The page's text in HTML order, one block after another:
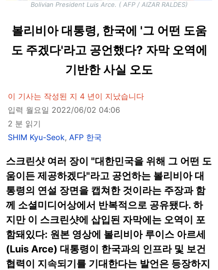
Bolivian President Luis Arce. ( AFP / AIZAR RALDES)
볼리비아 대통령, 한국에 '그 어떤 도움
도 주겠다'라고 공언했다? 자막 오역에
기반한 사실 오도
이 기사는 작성된 지 4 년이 지났습니다
입력 월요일 2022/06/02 04:06
2 분 읽기
SHIM Kyu-Seok, AFP 한국
스크린샷 여러 장이 "대한민국을 위해 그 어떤 도
움이든 제공하겠다"라고 공언하는 볼리비아 대
통령의 연설 장면을 캡쳐한 것이라는 주장과 함
께 소셜미디어상에서 반복적으로 공유됐다. 하
지만 이 스크린샷에 삽입된 자막에는 오역이 포
함돼있다: 원본 영상에 볼리비아 루이스 아르세
(Luis Arce) 대통령이 한국과의 인프라 및 보건
협력이 지속되기를 기대한다는 발언은 등장하지